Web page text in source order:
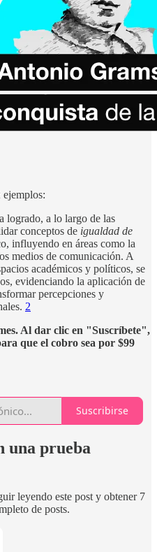
logrado, a lo largo de las
conceptos de igualdad de
influyendo en áreas como la
medios de comunicación. A
académicos y políticos, se
evidenciando la aplicación de
percepciones y
2
Al dar clic en "Suscríbete",
que el cobro sea por $99
Suscribirse
una prueba
leyendo este post y obtener 7
de posts.